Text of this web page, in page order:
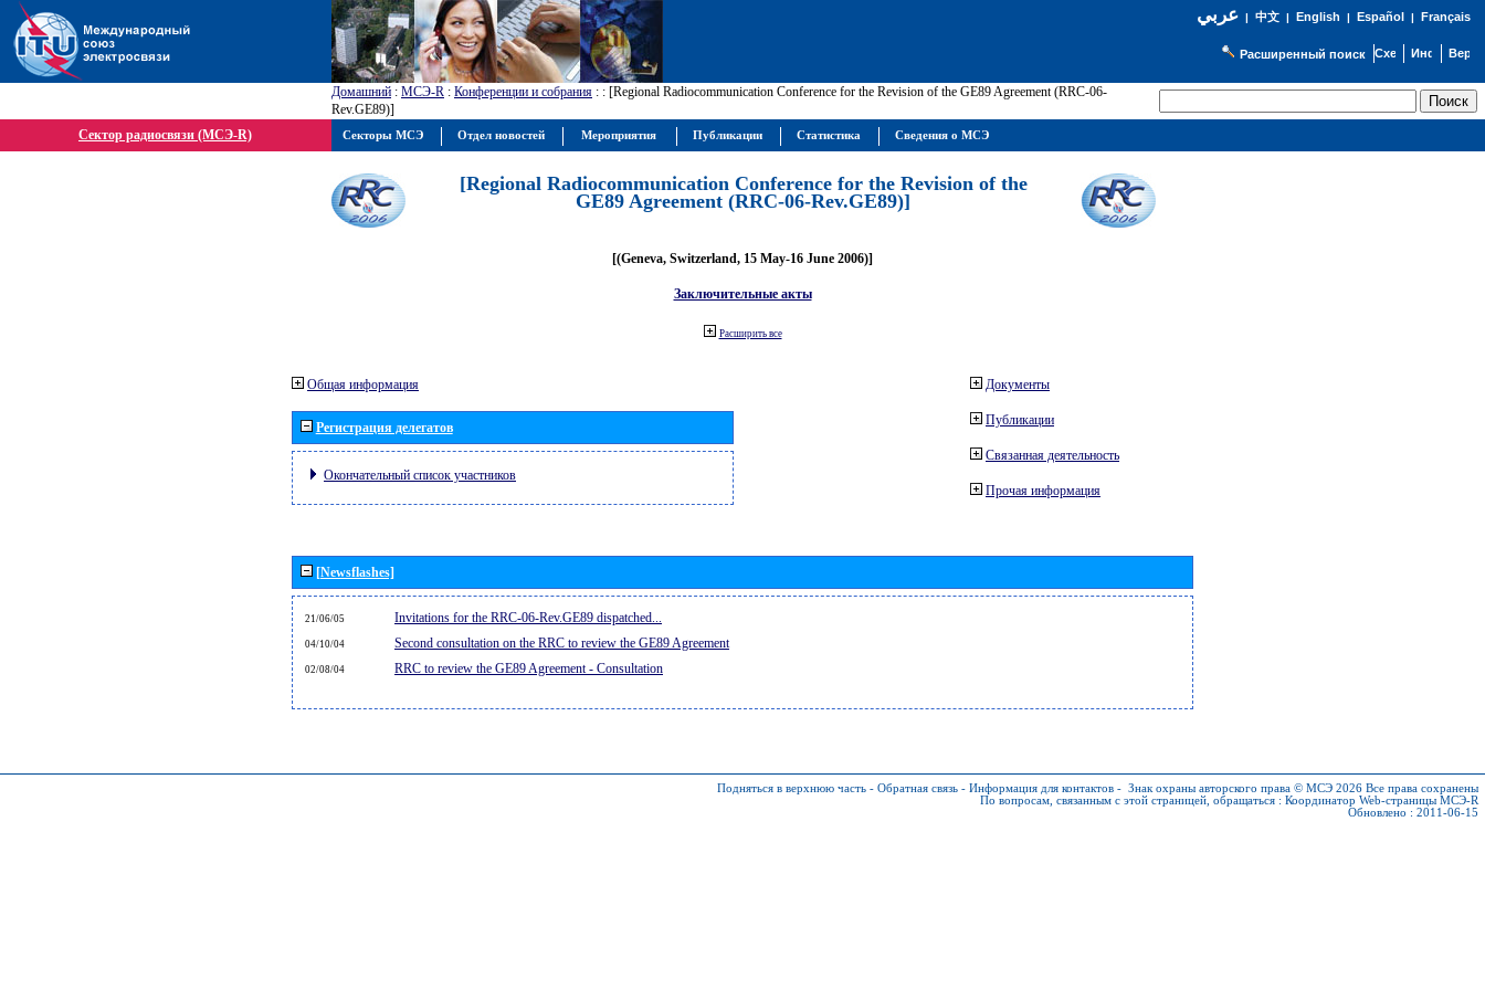
عربي| 中文| English | Español | Français
Расширенный поиск
Домашний : МСЭ-R : Конференции и собрания : : [Regional Radiocommunication Conference for the Revision of the GE89 Agreement (RRC-06-
Rev.GE89)]
Сектор радиосвязи (МСЭ-R)
[Regional Radiocommunication Conference for the Revision of the
GE89 Agreement (RRC-06-Rev.GE89)]
[(Geneva, Switzerland, 15 May-16 June 2006)]
Заключительные акты
Расширить все
Общая информация
Регистрация делегатов
Окончательный список участников
Документы
Публикации
Связанная деятельность
Прочая информация
[Newsflashes]
21/06/05 Invitations for the RRC-06-Rev.GE89 dispatched...
04/10/04 Second consultation on the RRC to review the GE89 Agreement
02/08/04 RRC to review the GE89 Agreement - Consultation
Подняться в верхнюю часть - Обратная связь - Информация для контактов - Знак охраны авторского права © МСЭ 2026 Все права сохранены
По вопросам, связанным с этой страницей, обращаться : Координатор Web-страницы МСЭ-R
Обновлено : 2011-06-15
Секторы МСЭ Отдел новостей Мероприятия Публикации Статистика Сведения о МСЭ